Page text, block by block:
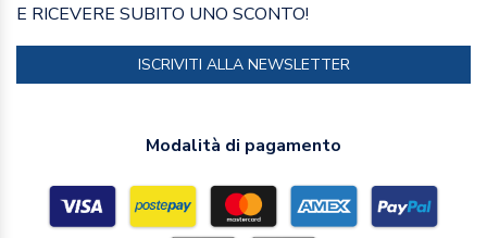
E RICEVERE SUBITO UNO SCONTO!
ISCRIVITI ALLA NEWSLETTER
Modalità di pagamento